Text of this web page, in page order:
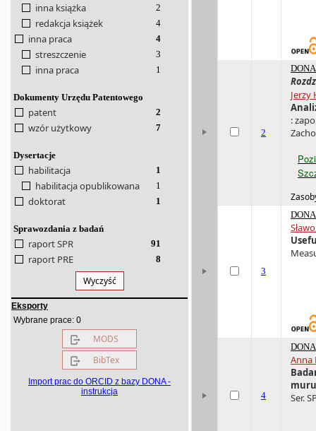
inna książka 2
redakcja książek 4
inna praca 4
streszczenie 3
inna praca 1
Dokumenty Urzędu Patentowego
patent 2
wzór użytkowy 7
Dysertacje
habilitacja 1
habilitacja opublikowana 1
doktorat 1
Sprawozdania z badań
raport SPR 91
raport PRE 8
Wyczyść
Eksporty
Wybrane prace: 0
MODS
BibTex
Import prac do ORCID z bazy DONA -
instrukcja
2
Jerzy
:
3
4
Anna
Ser.